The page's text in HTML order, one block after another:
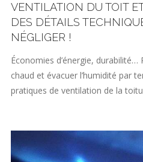
VENTILATION DU TOIT
DES DÉTAILS
NÉGLIGER !
Économies d’énergie,
chaud et évacuer l’humidité par
pratiques de ventilation de la